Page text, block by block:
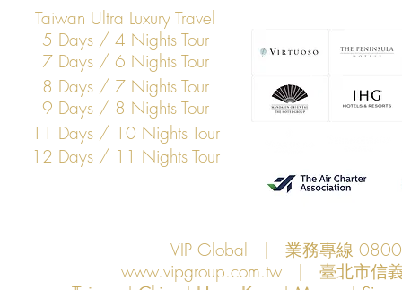
Taiwan Ultra Luxury Travel
5 Days / 4 Nights Tour
7 Days / 6 Nights Tour
8 Days / 7 Nights Tour
9 Days / 8 Nights Tour
11 Days / 10 Nights Tour
12 Days / 11 Nights Tour
VIP Global | 業務專線
www.vipgroup.com.tw | 臺北市信